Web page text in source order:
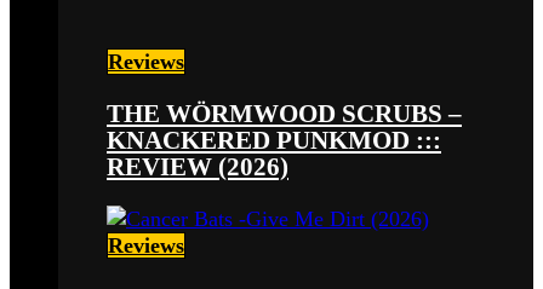
Reviews
THE WÖRMWOOD SCRUBS –
KNACKERED PUNKMOD :::
REVIEW (2026)
Reviews